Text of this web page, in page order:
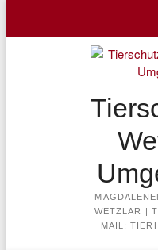
content
WETZLAR |
MAIL: